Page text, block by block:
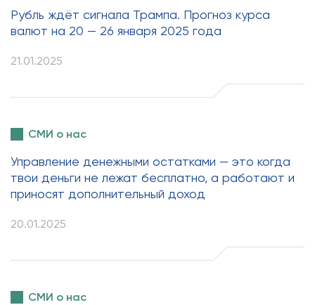
Рубль ждёт сигнала Трампа. Прогноз курса
валют на 20 — 26 января 2025 года
21.01.2025
СМИ о нас
Управление денежными остатками — это когда
твои деньги не лежат бесплатно, а работают и
приносят дополнительный доход
20.01.2025
СМИ о нас